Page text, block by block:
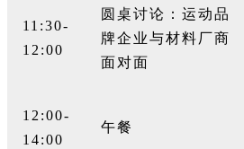
11:30-
12:00
圆桌讨论：运动品
牌企业与材料厂商
面对面
12:00-
14:00
午餐